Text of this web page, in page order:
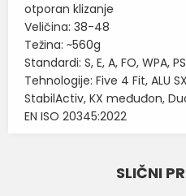
otporan klizanje
Veličina: 38-48
Težina: ~560g
Standardi: S, E, A, FO, WPA,
Tehnologije: Five 4 Fit, ALU
StabilActiv, KX međuđon,
EN ISO 20345:2022
SLIČNI